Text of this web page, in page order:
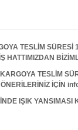
TESLİM
HATTIMIZDAN
TESLİM
İÇİN
IŞIK